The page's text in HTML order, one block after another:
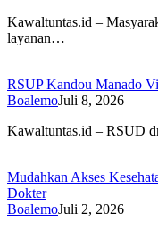
Kawaltuntas.id –
layanan…
RSUP Kandou Manado
BoalemoJuli 8, 2026
Kawaltuntas.id – RSUD
Mudahkan Akses
Dokter
BoalemoJuli 2, 2026